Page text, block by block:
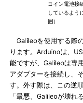
コイン電池接
しているよう
囲）
Galileoを使用する際
ります。Arduinoは、
能ですが、Galileoは専
アダプターを接続し、
す。外す際は、この逆
「最悪、Galileoが壊れ